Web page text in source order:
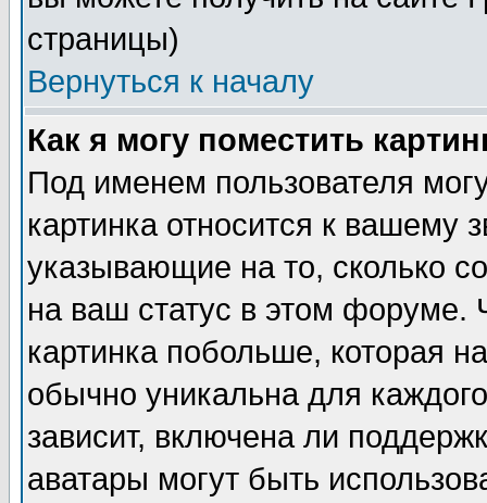
страницы)
Вернуться к началу
Как я могу поместить
Под именем пользователя
картинка относится к вашему
указывающие на то, сколько
на ваш статус в этом форуме.
картинка побольше, которая
обычно уникальна для
зависит, включена ли
аватары могут быть